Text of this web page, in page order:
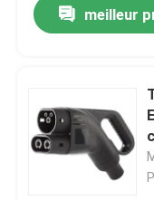
Produits
Au sujet de nous
meilleur